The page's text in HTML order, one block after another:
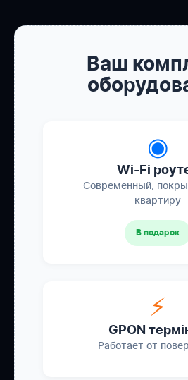
Ваш
◉
Wi-Fi
Современный,
квартиру
В подарок
⚡
GPON
Работает от